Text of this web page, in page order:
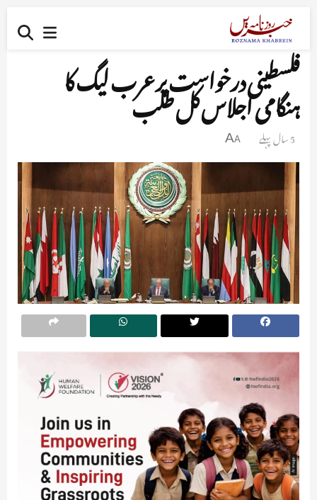
فلسطینی درخواست پر عرب لیگ کا
ہنگامی اجلاس کل طلب
5 سال پہلے A
A